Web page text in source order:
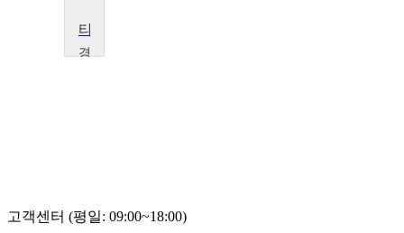
경
고객센터 (평일: 09:00~18:00)